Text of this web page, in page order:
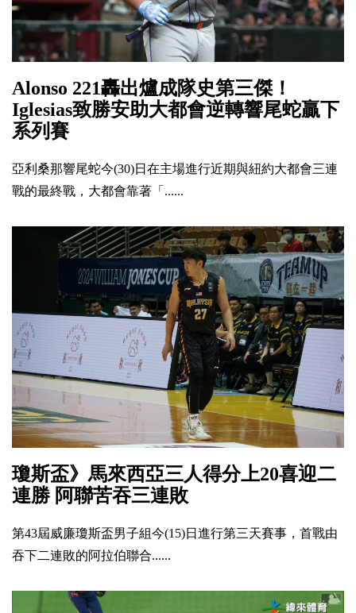
Alonso 221轟出爐成隊史第三傑！
Iglesias致勝安助大都會逆轉響尾蛇贏下
系列賽
亞利桑那響尾蛇今(30)日在主場進行近期與紐約大都會三連
戰的最終戰，大都會靠著「......
瓊斯盃》馬來西亞三人得分上20喜迎二
連勝 阿聯苦吞三連敗
第43屆威廉瓊斯盃男子組今(15)日進行第三天賽事，首戰由
吞下二連敗的阿拉伯聯合......